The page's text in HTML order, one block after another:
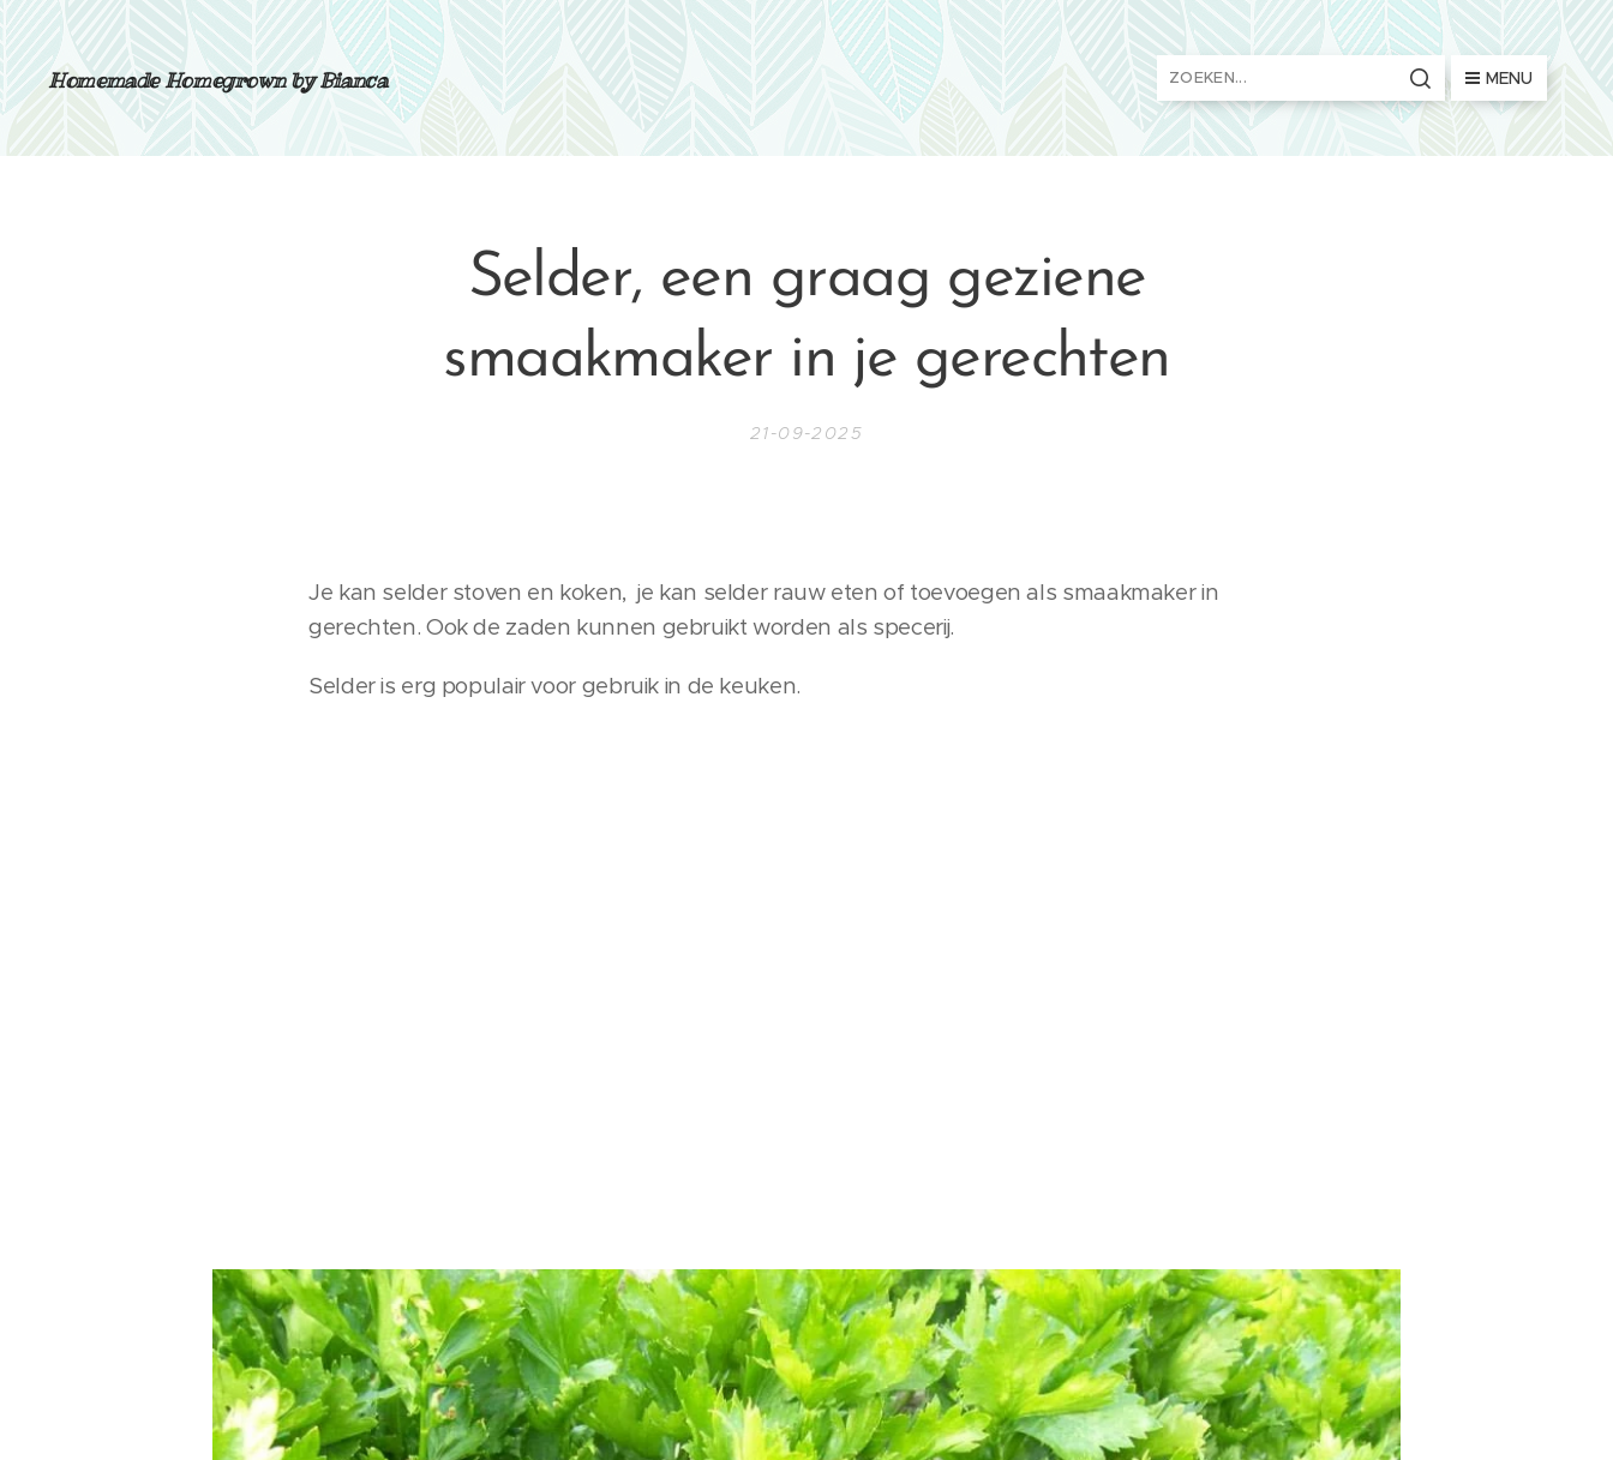
Homemade Homegrown by Bianca MENU
Selder, een graag geziene
smaakmaker in je gerechten
21-09-2025
Je kan selder stoven en koken, je kan selder rauw eten of toevoegen als smaakmaker in
gerechten. Ook de zaden kunnen gebruikt worden als specerij.
Selder is erg populair voor gebruik in de keuken.